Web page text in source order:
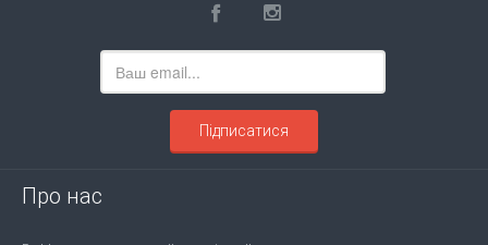
Підписатися
Про нас